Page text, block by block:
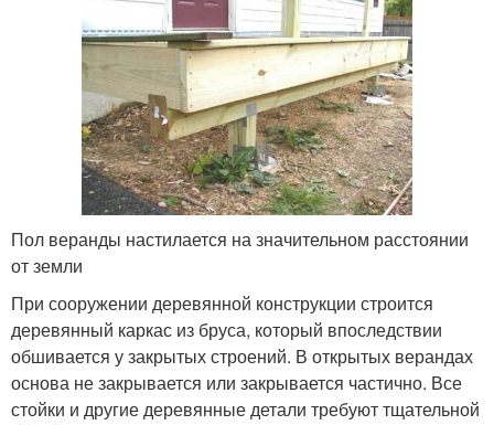
Пол веранды настилается на значительном расстоянии
от земли
При сооружении деревянной конструкции строится
деревянный каркас из бруса, который впоследствии
обшивается у закрытых строений. В открытых верандах
основа не закрывается или закрывается частично. Все
стойки и другие деревянные детали требуют тщательной